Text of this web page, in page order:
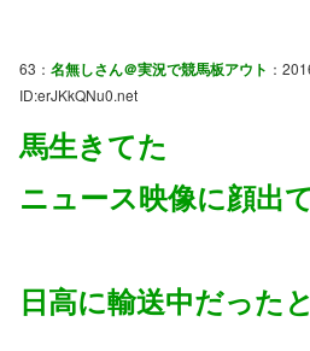
63： 名無しさん＠実況で競馬板アウト ：
ID:erJKkQNu0.net
馬生きてた
ニュース映像に顔出
日高に輸送中だった